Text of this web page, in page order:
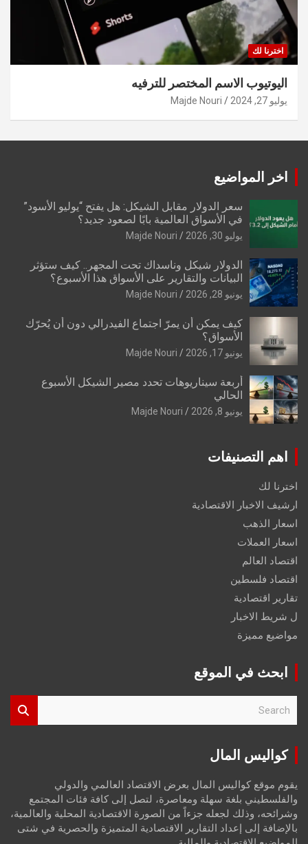
اخترنا لك
اليوتيوب الاسم المختصر للترفيه
يوليو 27, 2024 Majde Nouri
اخر المواضيع
سعر الدولار مقابل الشيكل: هل يفتح “يوليو الأسود”
في الأسواق العالمية بابًا لصعود جديد؟
يوليو 30, 2026 Majde Nouri
الدولار شيكل وناسداك تحت المجهر.. كيف ستؤثر
البيانات والتقارير على الأسواق هذا الأسبوع؟
يونيو 28, 2026 Majde Nouri
كيف يمكن أن يمرّ اجتماع الفيدرالي دون أن يُحرّك
الأسواق؟
يونيو 17, 2026 Majde Nouri
أربعة سيناريوهات تحدد مصير الشيكل الأسبوع
الحالي
يونيو 8, 2026 Majde Nouri
اهم التصنيفات
اخترنا لك
ارشيف الاخبار الاقتصادية
اسعار الذهب
اسعار العملات
اقتصاد العالم
اقتصاد فلسطين
تقارير اقتصادية
ل شريط الاخبار
مواضيع مميزة
ابحث في الموقع
r
كواليس المال
يقوم موقع كواليس المال بعرض الاقتصاد العالمي والدولي
والفلسطيني بلغة سهلة ومعاصرة، لتصل إلى كافة فئات المجتمع
وشرائحه، وذلك لجعله جزءاً من الصورة الاقتصادية المحلية والعالمية،
بالإضافة إلى إعداد التقارير الاقتصادية المتميزة والحصرية في شتى